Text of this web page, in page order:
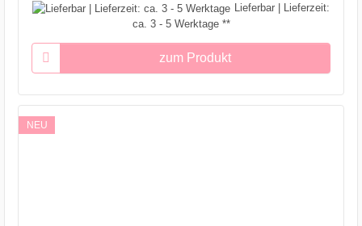
Lieferbar | Lieferzeit:
ca. 3 - 5 Werktage **
zum Produkt
NEU